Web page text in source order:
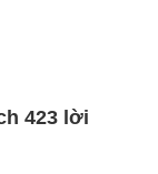
423 lời